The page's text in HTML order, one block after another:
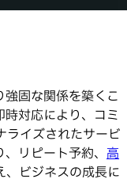
固な関係を築くこ
対応により、コミ
ライズされたサービ
リピート予約、 高
、ビジネスの成長に